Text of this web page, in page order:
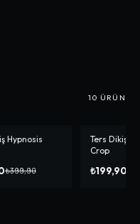
10 ÜRÜN
Hypnosis
₺399,90
-%33
Ters Dikiş
Crop
₺199,90